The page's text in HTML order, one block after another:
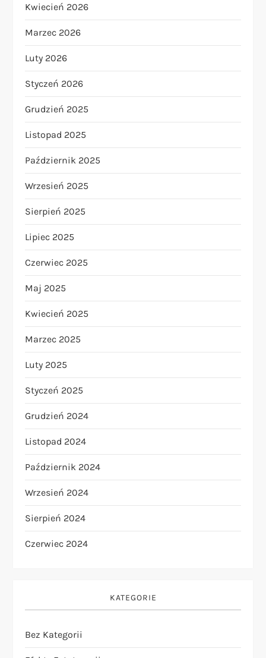
Kwiecień 2026
Marzec 2026
Luty 2026
Styczeń 2026
Grudzień 2025
Listopad 2025
Październik 2025
Wrzesień 2025
Sierpień 2025
Lipiec 2025
Czerwiec 2025
Maj 2025
Kwiecień 2025
Marzec 2025
Luty 2025
Styczeń 2025
Grudzień 2024
Listopad 2024
Październik 2024
Wrzesień 2024
Sierpień 2024
Czerwiec 2024
KATEGORIE
Bez Kategorii